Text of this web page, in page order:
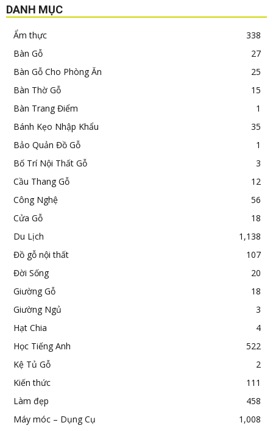
DANH MỤC
Ẩm thực
338
Bàn Gỗ
27
Bàn Gỗ Cho Phòng Ăn
25
Bàn Thờ Gỗ
15
Bàn Trang Điểm
1
Bánh Kẹo Nhập Khẩu
35
Bảo Quản Đồ Gỗ
1
Bố Trí Nội Thất Gỗ
3
Cầu Thang Gỗ
12
Công Nghệ
56
Cửa Gỗ
18
Du Lịch
1,138
Đồ gỗ nội thất
107
Đời Sống
20
Giường Gỗ
18
Giường Ngủ
3
Hạt Chia
4
Học Tiếng Anh
522
Kệ Tủ Gỗ
2
Kiến thức
111
Làm đẹp
458
Máy móc – Dụng Cụ
1,008